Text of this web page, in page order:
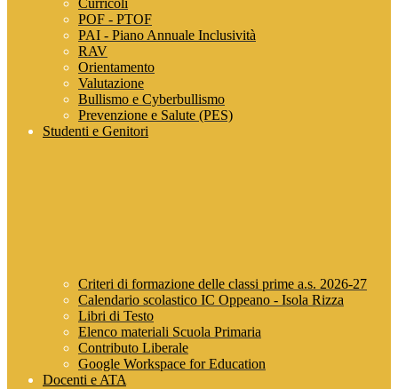
Curricoli
POF - PTOF
PAI - Piano Annuale Inclusività
RAV
Orientamento
Valutazione
Bullismo e Cyberbullismo
Prevenzione e Salute (PES)
Studenti e Genitori
Criteri di formazione delle classi prime a.s. 2026-27
Calendario scolastico IC Oppeano - Isola Rizza
Libri di Testo
Elenco materiali Scuola Primaria
Contributo Liberale
Google Workspace for Education
Docenti e ATA